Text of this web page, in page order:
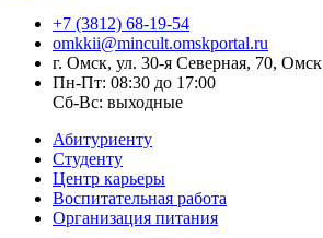
+7 (3812) 68-19-54
omkkii@mincult.omskportal.ru
г. Омск, ул. 30-я Северная, 70, Омск
Пн-Пт: 08:30 до 17:00
Сб-Вс: выходные
Абитуриенту
Студенту
Центр карьеры
Воспитательная работа
Организация питания